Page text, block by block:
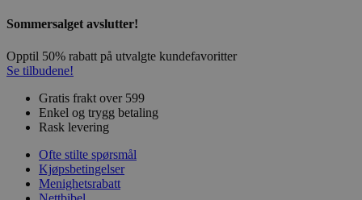
Sommersalget avslutter!
Opptil 50% rabatt på utvalgte kundefavoritter
Se tilbudene!
Gratis frakt over 599
Enkel og trygg betaling
Rask levering
Ofte stilte spørsmål
Kjøpsbetingelser
Menighetsrabatt